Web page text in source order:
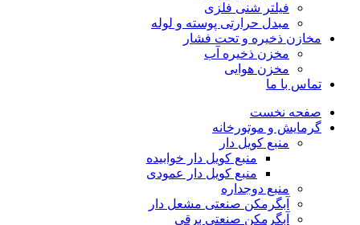
فیلتر شنی فلزی
مبدل حرارتی پوسته و لوله
مخازن ذخیره و تحت فشار
مخزن ذخیره آب
مخزن هوایی
تماس با ما
صفحه نخست
گرمایش و موتورخانه
منبع کویل دار
منبع کویل دار خوابیده
منبع کویل دار عمودی
منبع دوجداره
آبگرمکن صنعتی مشعل دار
آبگرمکن صنعتی برقی